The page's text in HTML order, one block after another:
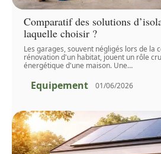
Comparatif des solutions
laquelle choisir ?
Les garages, souvent négligés lors de la
rénovation d'un habitat, jouent un rôle
énergétique d'une maison. Une…
Equipement 01/06/2026